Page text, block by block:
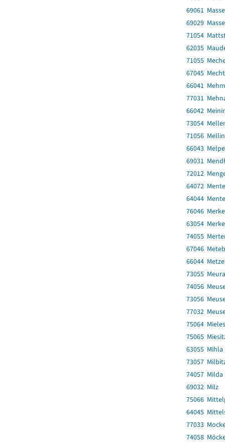
69061
69029
71054
62035
71055
67045
66041
77031
66042
73054
71056
66043
69031
72012
64072
64044
76046
63054
74055
67046
66044
73055 Meura
74056
73056
77032
75064
75065
63055 Mihla
73057
74057 Milda
69032 Milz
75066
64045
77033
74058